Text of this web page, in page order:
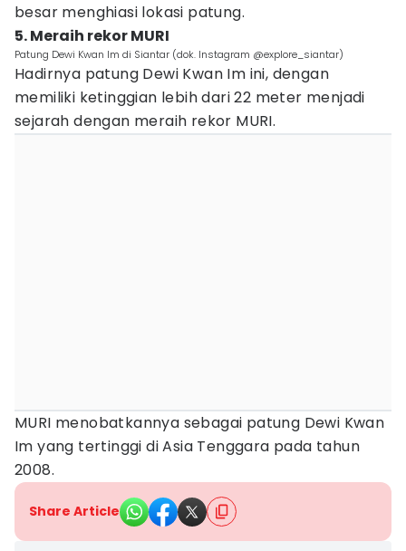
besar menghiasi lokasi patung.
5. Meraih rekor MURI
Patung Dewi Kwan Im di Siantar (dok. Instagram @explore_siantar)
Hadirnya patung Dewi Kwan Im ini, dengan
memiliki ketinggian lebih dari 22 meter menjadi
sejarah dengan meraih rekor MURI.
MURI menobatkannya sebagai patung Dewi Kwan
Im yang tertinggi di Asia Tenggara pada tahun
2008.
Share Article